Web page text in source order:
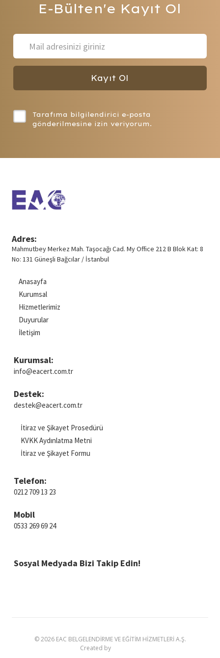
İş
Akışı
E-Bülten'e Kayıt Ol
Kayıt Ol
Tarafıma bilgilendirici e-posta
gönderilmesine izin veriyorum.
Adres:
Mahmutbey Merkez Mah. Taşocağı Cad. My Office 212 B Blok Kat: 8
No: 131 Güneşli Bağcılar / İstanbul
Anasayfa
Kurumsal
Hizmetlerimiz
Duyurular
İletişim
Kurumsal:
info@eacert.com.tr
Destek:
destek@eacert.com.tr
İtiraz ve Şikayet Prosedürü
KVKK Aydınlatma Metni
İtiraz ve Şikayet Formu
Telefon:
0212 709 13 23
Mobil
0533 269 69 24
Sosyal Medyada Bizi Takip Edin!
© 2026 EAC BELGELENDİRME VE EĞİTİM HİZMETLERİ A.Ş.
Created by